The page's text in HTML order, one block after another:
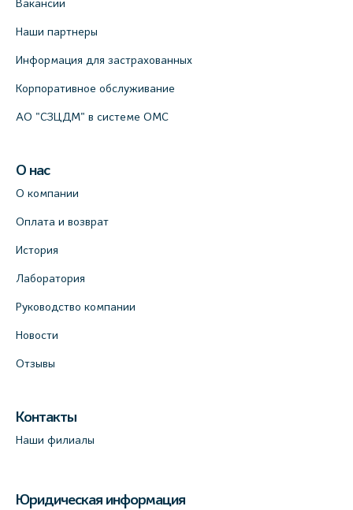
Вакансии
Наши партнеры
Информация для застрахованных
Корпоративное обслуживание
АО "СЗЦДМ" в системе ОМС
О нас
О компании
Оплата и возврат
История
Лаборатория
Руководство компании
Новости
Отзывы
Контакты
Наши филиалы
Юридическая информация